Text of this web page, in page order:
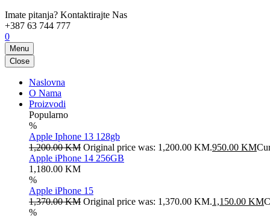
Imate pitanja? Kontaktirajte Nas
+387 63 744 777
0
Menu
Close
Naslovna
O Nama
Proizvodi
Popularno
%
Apple Iphone 13 128gb
1,200.00KM Original price was: 1,200.00 KM.950.00 KM
Apple iPhone 14 256GB
1,180.00 KM
%
Apple iPhone 15
1,370.00KM Original price was: 1,370.00 KM.1,150.00 KM
%